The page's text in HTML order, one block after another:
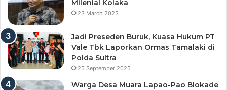
Milenial Kolaka
23 March 2023
Jadi Preseden Buruk, Kuasa Hukum PT
Vale Tbk Laporkan Ormas Tamalaki di
Polda Sultra
25 September 2025
Warga Desa Muara Lapao-Pao Blokade